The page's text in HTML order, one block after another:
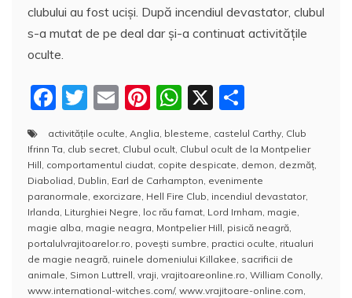
clubului au fost ucişi. După incendiul devastator, clubul
s-a mutat de pe deal dar şi-a continuat activităţile
oculte.
F
a
c
e
b
o
o
k
T
itt
er
E
m
ai
l
Pi
nt
er
e
st
W
h
at
s
A
p
p
X
a
rt
aj
e
a
z
ă
activităţile oculte, Anglia, blesteme, castelul Carthy, Club
Ifrinn Ta, club secret, Clubul ocult, Clubul ocult de la Montpelier
Hill, comportamentul ciudat, copite despicate, demon, dezmăț,
Diaboliad, Dublin, Earl de Carhampton, evenimente
paranormale, exorcizare, Hell Fire Club, incendiul devastator,
Irlanda, Liturghiei Negre, loc rău famat, Lord Irnham, magie,
magie alba, magie neagra, Montpelier Hill, pisică neagră,
portalulvrajitoarelor.ro, poveşti sumbre, practici oculte, ritualuri
de magie neagră, ruinele domeniului Killakee, sacrificii de
animale, Simon Luttrell, vraji, vrajitoareonline.ro, William Conolly,
www.international-witches.com/, www.vrajitoare-online.com,